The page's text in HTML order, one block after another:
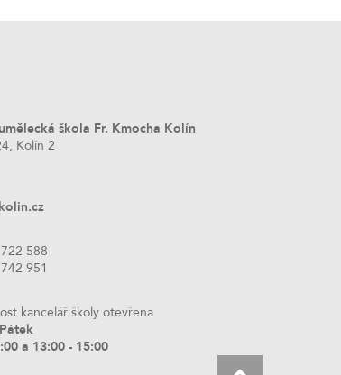
škola Fr. Kmocha Kolín
Kolín 2
588
951
kancelář školy otevřena
a 13:00 - 15:00